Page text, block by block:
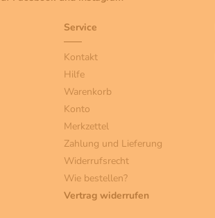
Service
Kontakt
Hilfe
Warenkorb
Konto
Merkzettel
Zahlung und Lieferung
Widerrufsrecht
Wie bestellen?
Vertrag widerrufen